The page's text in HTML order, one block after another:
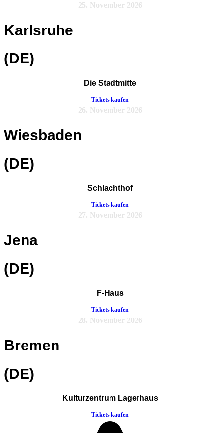
25. November 2026
Karlsruhe
(DE)
Die Stadtmitte
Tickets kaufen
26. November 2026
Wiesbaden
(DE)
Schlachthof
Tickets kaufen
27. November 2026
Jena
(DE)
F-Haus
Tickets kaufen
28. November 2026
Bremen
(DE)
Kulturzentrum Lagerhaus
Tickets kaufen